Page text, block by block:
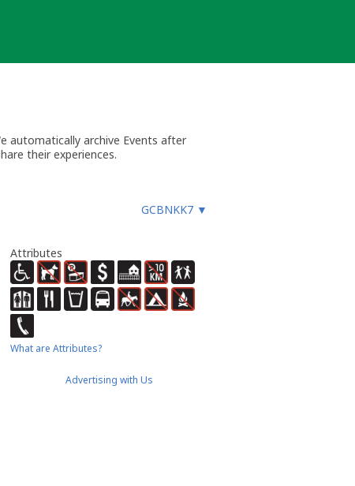
automatically archive Events after
their experiences.
GCBNKK7 ▼
Attributes
What are Attributes?
Advertising with Us